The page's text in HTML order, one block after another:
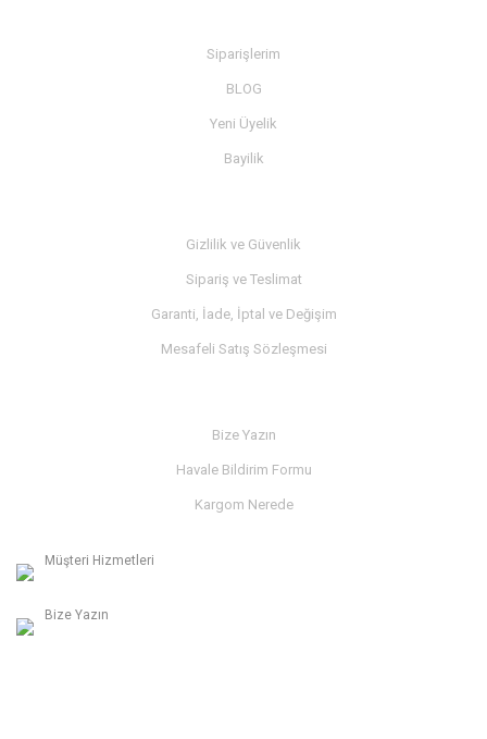
Siparişlerim
BLOG
Yeni Üyelik
Bayilik
Gizlilik ve Güvenlik
Sipariş ve Teslimat
Garanti, İade, İptal ve Değişim
Mesafeli Satış Sözleşmesi
Bize Yazın
Havale Bildirim Formu
Kargom Nerede
Müşteri Hizmetleri
Bize Yazın